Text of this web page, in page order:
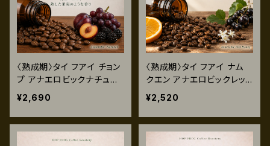
〈熟成期〉タイ フアイ チョン
プ アナエロビックナチュラ
ル 120g
¥2,690
〈熟成期〉タイ フアイ ナム
クエン アナエロビックレッド
ハニー 120g
¥2,520